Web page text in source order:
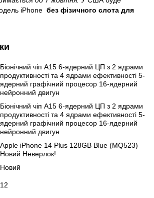
iPhone без фізичного слота для
Біонічний чіп A15 6-ядерний ЦП з 2 ядрами
продуктивності та 4 ядрами ефективності 5-
ядерний графічний процесор 16-ядерний
нейронний двигун
Біонічний чіп A15 6-ядерний ЦП з 2 ядрами
продуктивності та 4 ядрами ефективності 5-
ядерний графічний процесор 16-ядерний
нейронний двигун
Apple iPhone 14 Plus 128GB Blue (MQ523)
Новий Неверлок!
Новий
12